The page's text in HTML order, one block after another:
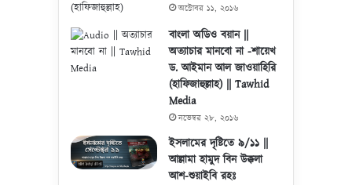
অক্টোবর ১১, ২০১৬
বাংলা অডিও বয়ান ||
অত্যাচার মানবো না -শায়েখ
ড. আইমান আল জাওয়াহিরি
(হাফিজাহুল্লাহ) || Tawhid
Media
নভেম্বর ২৮, ২০১৬
ইসলামের দৃষ্টিতে ৯/১১ ||
আল্লামা হামুদ বিন উক্কলা
আশ-শুয়াইবি রহঃ